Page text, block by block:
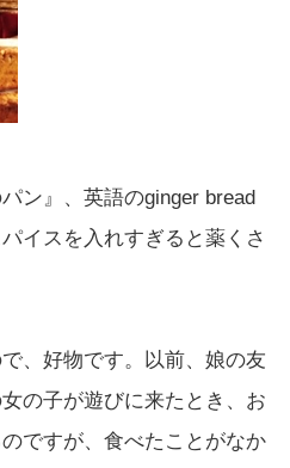
ン』、英語のginger bread
イスを入れすぎると薬くさ
、好物です。以前、娘の友
の子が遊びに来たとき、お
ですが、食べたことがなか